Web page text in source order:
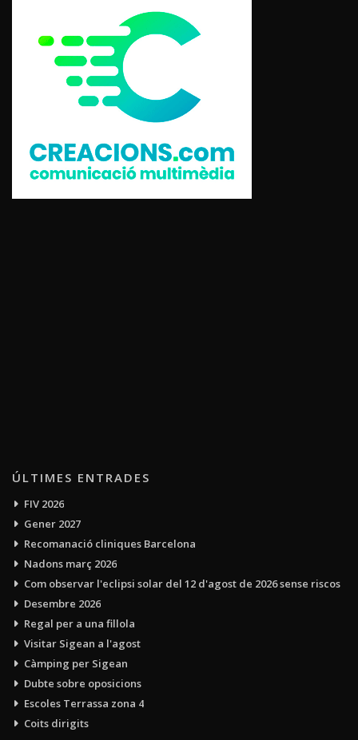
ÚLTIMES ENTRADES
FIV 2026
Gener 2027
Recomanació cliniques Barcelona
Nadons març 2026
Com observar l'eclipsi solar del 12 d'agost de 2026 sense riscos
Desembre 2026
Regal per a una fillola
Visitar Sigean a l'agost
Càmping per Sigean
Dubte sobre oposicions
Escoles Terrassa zona 4
Coits dirigits